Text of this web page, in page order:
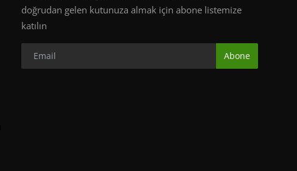
doğrudan gelen kutunuza almak için abone listemize
katılın
Abone